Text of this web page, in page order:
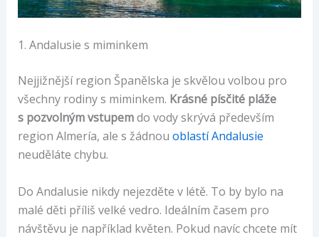
1. Andalusie s miminkem
Nejjižnější region Španělska je skvělou volbou pro
všechny rodiny s miminkem. Krásné písčité pláže
s pozvolným vstupemdo vody skrývá především
region Almería, ale s žádnou oblastí Andalusie
neuděláte chybu.
Do Andalusie nikdy nejezděte v létě. To by bylo na
malé děti příliš velké vedro. Ideálním časem pro
návštěvu je například květen. Pokud navíc chcete mít